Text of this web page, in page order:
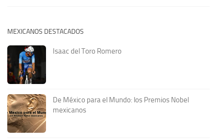
MEXICANOS DESTACADOS
Isaac del Toro Romero
De México para el Mundo: los Premios Nobel
mexicanos